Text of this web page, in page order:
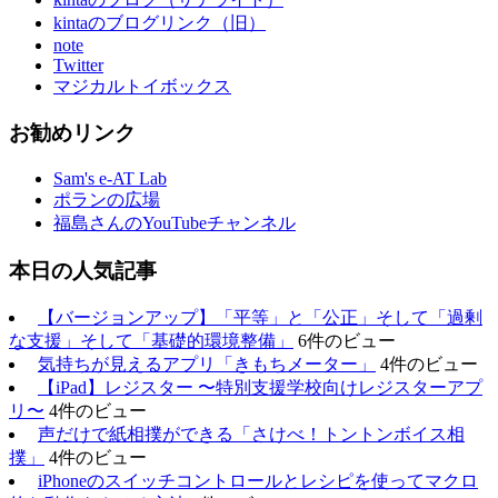
kintaのブログリンク（旧）
note
Twitter
マジカルトイボックス
お勧めリンク
Sam's e-AT Lab
ポランの広場
福島さんのYouTubeチャンネル
本日の人気記事
【バージョンアップ】「平等」と「公正」そして「過剰
な支援」そして「基礎的環境整備」
6件のビュー
気持ちが見えるアプリ「きもちメーター」
4件のビュー
【iPad】レジスター 〜特別支援学校向けレジスターアプ
リ〜 4件のビュー
声だけで紙相撲ができる「さけべ！トントンボイス相
撲」
4件のビュー
iPhoneのスイッチコントロールとレシピを使ってマクロ